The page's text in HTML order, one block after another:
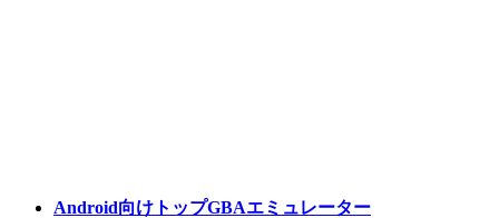
Android向けトップGBAエミュレーター